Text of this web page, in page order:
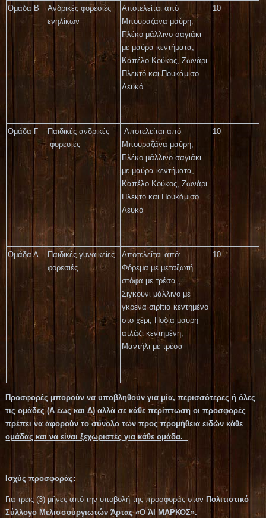
Ομάδα Β
Ανδρικές φορεσιές
ενηλίκων
Αποτελείται από
Μπουραζάνα μαύρη,
Γιλέκο μάλλινο σαγιάκι
με μαύρα κεντήματα,
Καπέλο Κούκος, Ζωνάρι
Πλεκτό και Πουκάμισο
Λευκό
10
Ομάδα Γ
Παιδικές ανδρικές
φορεσιές
Αποτελείται από
Μπουραζάνα μαύρη,
Γιλέκο μάλλινο σαγιάκι
με μαύρα κεντήματα,
Καπέλο Κούκος, Ζωνάρι
Πλεκτό και Πουκάμισο
Λευκό
10
Ομάδα Δ
Παιδικές γυναικείες
φορεσιές
Αποτελείται από:
Φόρεμα με μεταξωτή
στόφα με τρέσα ,
Σιγκούνι μάλλινο με
γκρενά σιρίτια κεντημένο
στο χέρι, Ποδιά μαύρη
ατλάζι κεντημένη,
Μαντήλι με τρέσα
10
Προσφορές μπορούν να υποβληθούν για μία, περισσότερες ή όλες
τις ομάδες (Α έως και Δ) αλλά σε κάθε περίπτωση οι προσφορές
πρέπει να αφορούν το σύνολο των προς προμήθεια ειδών κάθε
ομάδας και να είναι ξεχωριστές για κάθε ομάδα.
Ισχύς προσφοράς:
Για τρεις (3) μήνες από την υποβολή της προσφοράς στον Πολιτιστικό
Σύλλογο Μελισσουργιωτών Άρτας «Ο ΆΙ ΜΑΡΚΟΣ».